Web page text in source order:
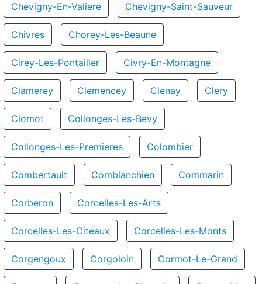
Chevigny-En-Valiere Chevigny-Saint-Sauveur
Chivres Chorey-Les-Beaune
Cirey-Les-Pontailler Civry-En-Montagne
Clamerey Clemencey Clenay Clery
Clomot Collonges-Les-Bevy
Collonges-Les-Premieres Colombier
Combertault Comblanchien Commarin
Corberon Corcelles-Les-Arts
Corcelles-Les-Citeaux Corcelles-Les-Monts
Corgengoux Corgoloin Cormot-Le-Grand